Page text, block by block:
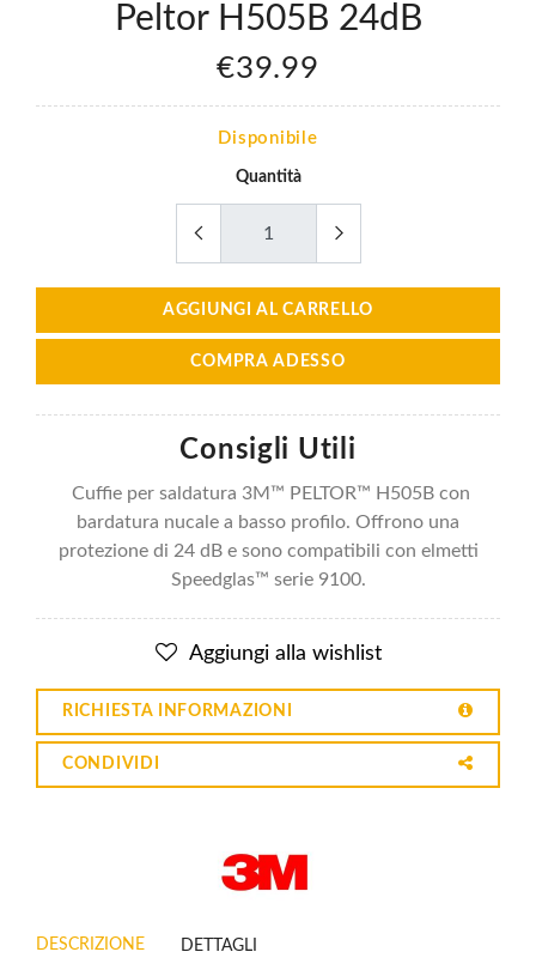
Peltor H505B 24dB
€39.99
Disponibile
Quantità
AGGIUNGI AL CARRELLO
COMPRA ADESSO
Consigli Utili
Cuffie per saldatura 3M™ PELTOR™ H505B con
bardatura nucale a basso profilo. Offrono una
protezione di 24 dB e sono compatibili con elmetti
Speedglas™ serie 9100.
Aggiungi alla wishlist
RICHIESTA INFORMAZIONI
CONDIVIDI
DESCRIZIONE DETTAGLI